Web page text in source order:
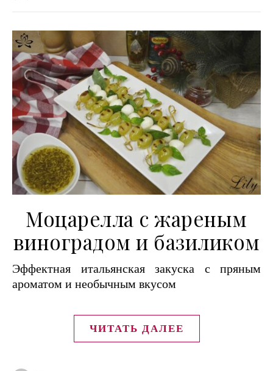
Моцарелла с жареным
виноградом и базиликом
Эффектная итальянская закуска с пряным
ароматом и необычным вкусом
ЧИТАТЬ ДАЛЕЕ